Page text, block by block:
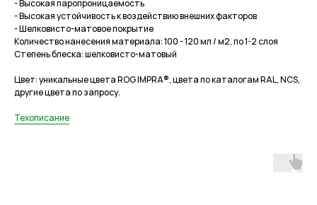
- Высокая паропроницаемость
- Высокая устойчивость к воздействию внешних факторов
- Шелковисто-матовое покрытие
Количество нанесения материала: 100 - 120 мл / м2, по 1-2 слоя
Степень блеска: шелковисто-матовый
Цвет: уникальные цвета ROG IMPRA®, цвета по каталогам RAL, NCS,
другие цвета по запросу.
Техописание